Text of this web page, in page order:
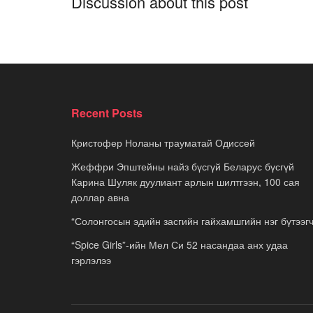
Recent Posts
Кристофер Ноланы трауматай Одиссей
Жеффри Эпштейны найз бүсгүй Беларус бүсгүй
Карина Шуляк дуулиант арлын шилтгээн, 100 сая
доллар авна
“Солонгосын эдийн засгийн гайхамшгийн нэг
“Spice Girls”-ийн Мел Си 52 насандаа анх удаа
гэрлэлээ